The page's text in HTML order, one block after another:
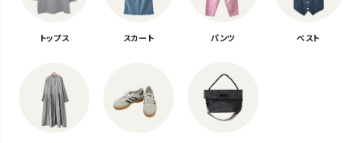
トップス スカート パンツ ベスト